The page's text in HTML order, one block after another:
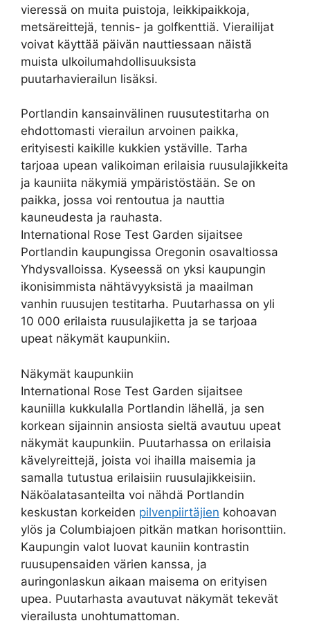
vieressä on muita puistoja, leikkipaikkoja,
metsäreittejä, tennis- ja golfkenttiä. Vierailijat
voivat käyttää päivän nauttiessaan näistä
muista ulkoilumahdollisuuksista
puutarhavierailun lisäksi.
Portlandin kansainvälinen ruusutestitarha on
ehdottomasti vierailun arvoinen paikka,
erityisesti kaikille kukkien ystäville. Tarha
tarjoaa upean valikoiman erilaisia ruusulajikkeita
ja kauniita näkymiä ympäristöstään. Se on
paikka, jossa voi rentoutua ja nauttia
kauneudesta ja rauhasta.
International Rose Test Garden sijaitsee
Portlandin kaupungissa Oregonin osavaltiossa
Yhdysvalloissa. Kyseessä on yksi kaupungin
ikonisimmista nähtävyyksistä ja maailman
vanhin ruusujen testitarha. Puutarhassa on yli
10 000 erilaista ruusulajiketta ja se tarjoaa
upeat näkymät kaupunkiin.
Näkymät kaupunkiin
International Rose Test Garden sijaitsee
kauniilla kukkulalla Portlandin lähellä, ja sen
korkean sijainnin ansiosta sieltä avautuu upeat
näkymät kaupunkiin. Puutarhassa on erilaisia
kävelyreittejä, joista voi ihailla maisemia ja
samalla tutustua erilaisiin ruusulajikkeisiin.
Näköalatasanteilta voi nähdä Portlandin
keskustan korkeiden pilvenpiirtäjien kohoavan
ylös ja Columbiajoen pitkän matkan horisonttiin.
Kaupungin valot luovat kauniin kontrastin
ruusupensaiden värien kanssa, ja
auringonlaskun aikaan maisema on erityisen
upea. Puutarhasta avautuvat näkymät tekevät
vierailusta unohtumattoman.